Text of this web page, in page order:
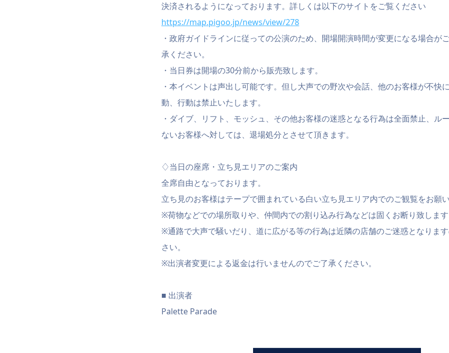
決済されるようになっております。詳しくは以下のサイトをご覧ください
https://map.pigoo.jp/news/view/278
・政府ガイドラインに従っての公演のため、開場開演時間が変更になる場合が
承ください。
・当日券は開場の30分前から販売致します。
・本イベントは声出し可能です。但し大声での野次や会話、他のお客様が不快
動、行動は禁止いたします。
・ダイブ、リフト、モッシュ、その他お客様の迷惑となる行為は全面禁止、ル
ないお客様へ対しては、退場処分とさせて頂きます。
♢当日の座席・立ち見エリアのご案内
全席自由となっております。
立ち見のお客様はテープで囲まれている白い立ち見エリア内でのご観覧をお願い
※荷物などでの場所取りや、仲間内での割り込み行為などは固くお断り致します
※通路で大声で騒いだり、道に広がる等の行為は近隣の店舗のご迷惑となりま
さい。
※出演者変更による返金は行いませんのでご了承ください。
■ 出演者
Palette Parade